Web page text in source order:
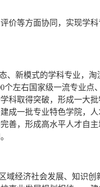
等方面协同，实现学科
、新模式的学科专业，淘
左右国家级一流专业点
科取得突破，形成一大
成一批专业特色学院，
善，形成高水平人才自
经济社会发展、知识创